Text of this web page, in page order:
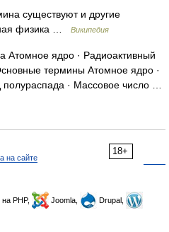
существуют и другие
физика …
Википедия
ядро · Радиоактивный
термины Атомное ядро ·
· Массовое число …
18+
на сайте
на PHP, Joomla,
Drupal,